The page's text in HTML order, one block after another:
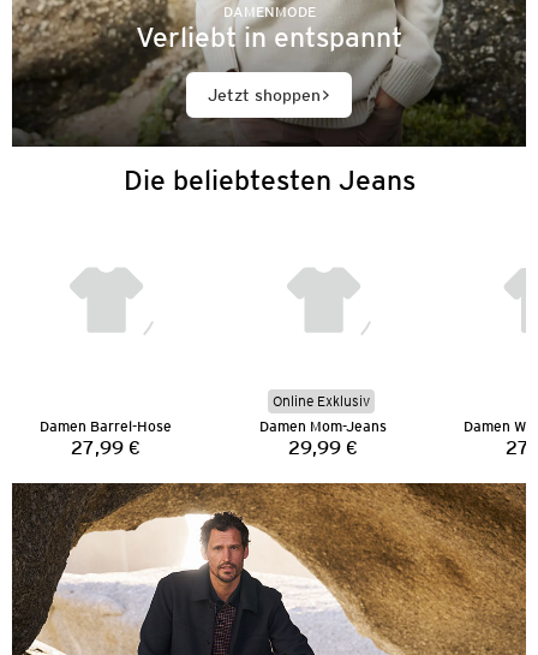
DAMENMODE
Verliebt in entspannt
Jetzt shoppen
Die beliebtesten Jeans
Damen Barrel-Hose
Preis:
27,99 €
Online Exklusiv
Damen Mom-Jeans
Preis:
29,99 €
Damen